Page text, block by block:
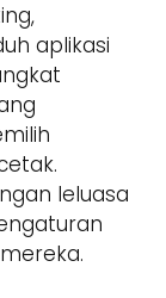
aplikasi
leluasa